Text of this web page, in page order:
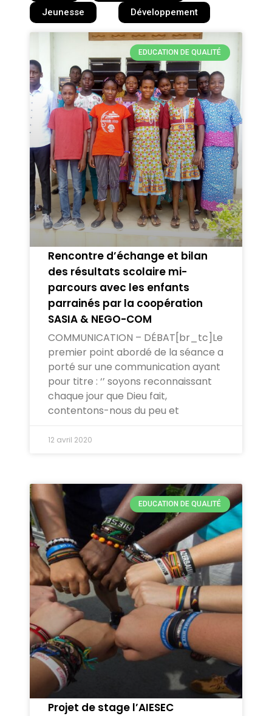
Jeunesse
Développement
EDUCATION DE QUALITÉ
Rencontre d’échange et bilan
des résultats scolaire mi-
parcours avec les enfants
parrainés par la coopération
SASIA & NEGO-COM
COMMUNICATION – DÉBAT[br_tc]Le
premier point abordé de la séance a
porté sur une communication ayant
pour titre : ‘’ soyons reconnaissant
chaque jour que Dieu fait,
contentons-nous du peu et
12 avril 2020
EDUCATION DE QUALITÉ
Projet de stage l’AIESEC